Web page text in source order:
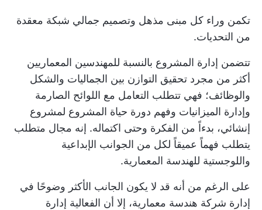
تكمن وراء كل مبنى مذهل وتصميم جمالي شبكة معقدة
من التحديات.
تتضمن إدارة المشروع بالنسبة للمهندسين المعماريين
أكثر من مجرد تحقيق التوازن بين الجماليات والشكل
والوظائف؛ فهي تتطلب التعامل مع اللوائح الصارمة
وإدارة الميزانيات وفهم دورة حياة المشروع لمشروع
إنشائي، بدءاً من الفكرة وحتى اكتماله. إنه مجال متطلب
يتطلب فهماً عميقاً لكل من الجوانب الإبداعية
واللوجستية للهندسة المعمارية.
على الرغم من أنه قد لا يكون الجانب الأكثر وضوحًا في
إدارة شركة هندسة معمارية، إلا أن الفعالية إدارة